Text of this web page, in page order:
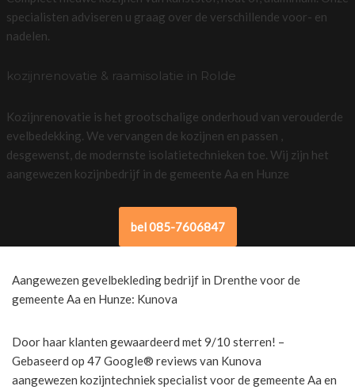
specialisten adviseren u graag over de verschillende voor- en
nadelen.
kozijnrenovatie & raamisolatie in Rolde
Kozijnrenovatie is het grootschalige onderhoud van verouderde
evelbedekking. We vervangen de kozijnen en passen ,
desgewenst, de modernste isolatietechnieken toe. Wij zijn het
aangewezen kozijnbedrijf in de gemeente Aa en Hunze
bel 085-7606847
Aangewezen gevelbekleding bedrijf in Drenthe voor de
gemeente Aa en Hunze: Kunova
Door haar klanten gewaardeerd met 9/10 sterren! –
Gebaseerd op 47 Google® reviews van Kunova
aangewezen kozijntechniek specialist voor de gemeente Aa en